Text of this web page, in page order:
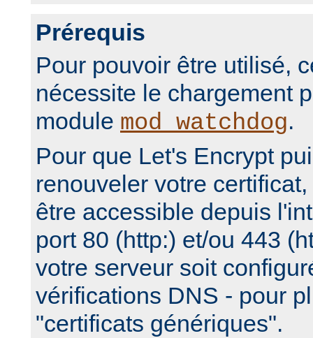
Prérequis
Pour pouvoir être utilisé,
nécessite le chargement
module mod_watchdog.
Pour que Let's Encrypt
renouveler votre
être accessible depuis
port 80 (http:) et/ou 443
votre serveur soit
vérifications DNS - pour
"certificats génériques".